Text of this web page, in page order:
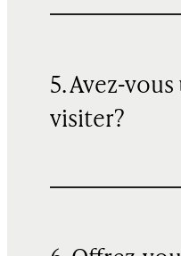
5. Avez-
visiter?